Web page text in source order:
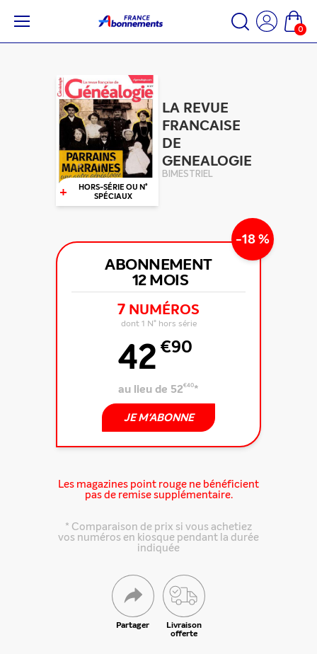
0
+
HORS-SÉRIE OU N°
SPÉCIAUX
LA REVUE
FRANCAISE
DE
GENEALOGIE
BIMESTRIEL
-18 %
ABONNEMENT
12 MOIS
7 NUMÉROS
dont 1 N° hors série
42 €90
au lieu de 52€40*
JE M'ABONNE
Les magazines point rouge ne bénéficient
pas de remise supplémentaire.
* Comparaison de prix si vous achetiez
vos numéros en kiosque pendant la durée
indiquée
Partager Livraison
offerte